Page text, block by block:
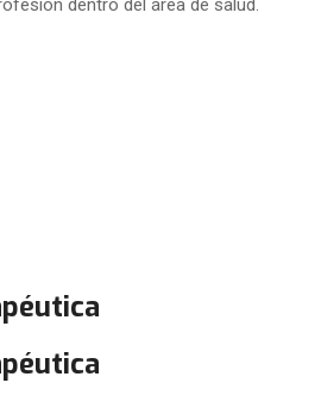
dentro del área de salud.